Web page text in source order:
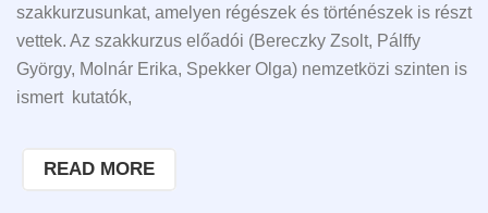
szakkurzusunkat, amelyen régészek és történészek is részt
vettek. Az szakkurzus előadói (Bereczky Zsolt, Pálffy
György, Molnár Erika, Spekker Olga) nemzetközi szinten is
ismert kutatók,
READ MORE